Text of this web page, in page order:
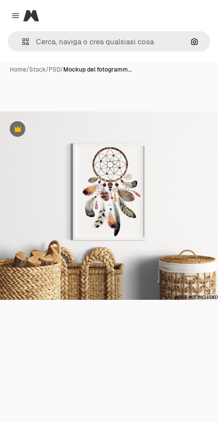
Close menu
Magnific
Cerca
Home/Stock/PSD/Mockup del fotogramm…
Premium